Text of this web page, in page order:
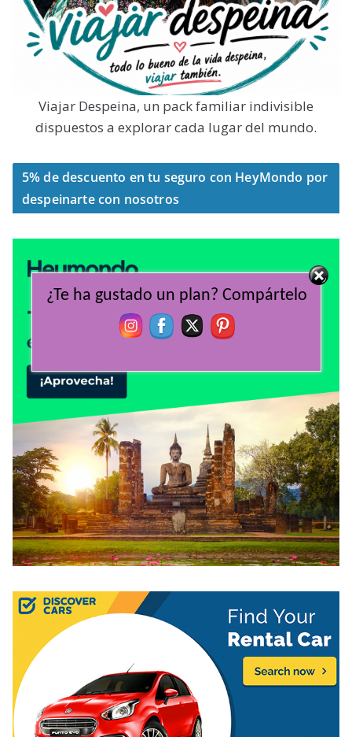
Viajar Despeina, un pack familiar indivisible
dispuestos a explorar cada lugar del mundo.
5% de descuento en tu seguro con HeyMondo por
despeinarte con nosotros
¿Te ha gustado un plan? Compártelo